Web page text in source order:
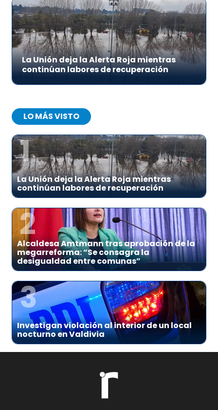
La Unión deja la Alerta Roja mientras
continúan labores de recuperación
LO MÁS VISTO
1
La Unión deja la Alerta Roja mientras
continúan labores de recuperación
2
Alcaldesa Amtmann tras aprobación de la
megarreforma: “Se consagra la
desigualdad entre comunas”
3
Investigan violación al interior de un local
nocturno en Valdivia